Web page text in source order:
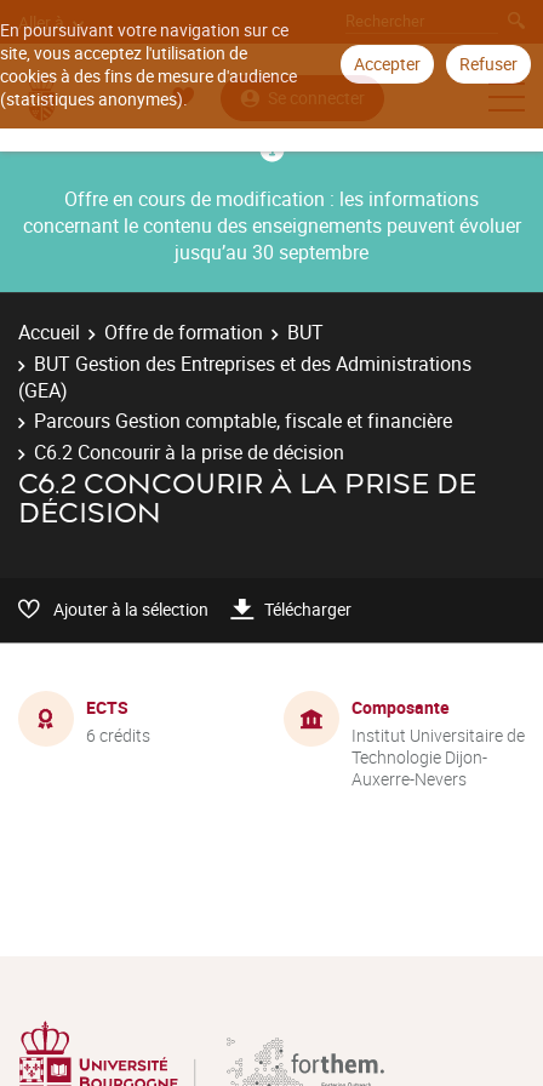
En poursuivant votre navigation sur ce
site, vous acceptez l'utilisation de
cookies à des fins de mesure d'audience
(statistiques anonymes).
Accepter Refuser
Aller à
Se connecter
Offre en cours de modification : les informations
concernant le contenu des enseignements peuvent évoluer
jusqu’au 30 septembre
Accueil Offre de formation
BUT
BUT Gestion des Entreprises et des Administrations
(GEA)
Parcours Gestion comptable, fiscale et financière
C6.2 Concourir à la prise de décision
C6.2 CONCOURIR À LA PRISE DE
DÉCISION
Ajouter à la sélection Télécharger
ECTS
6 crédits
Composante
Institut Universitaire de
Technologie Dijon-
Auxerre-Nevers